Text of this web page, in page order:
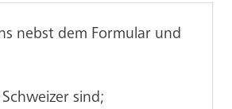
nebst dem Formular und
sind;